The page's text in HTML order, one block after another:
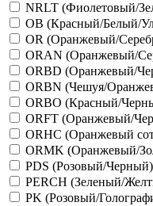
NRLT (Фиолетовый/
OB (Красный/Белый/
OR (Оранжевый/
ORAN (Оранжевый/
ORBD (Оранжевый/
ORBN (Чешуя/
ORBO (Красный/
ORFT (Оранжевый/
ORHC (Оранжевый
ORMK (Оранжевый/
PDS (Розовый/Черный)
PERCH (Зеленый/
PK (Розовый/